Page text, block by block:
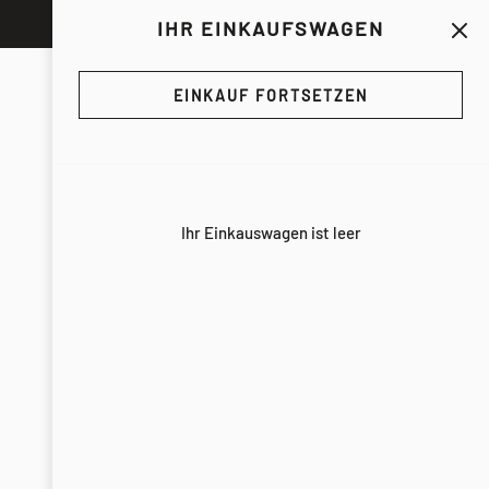
IHR EINKAUFSWAGEN
EINKAUF FORTSETZEN
Ihr Einkauswagen ist leer